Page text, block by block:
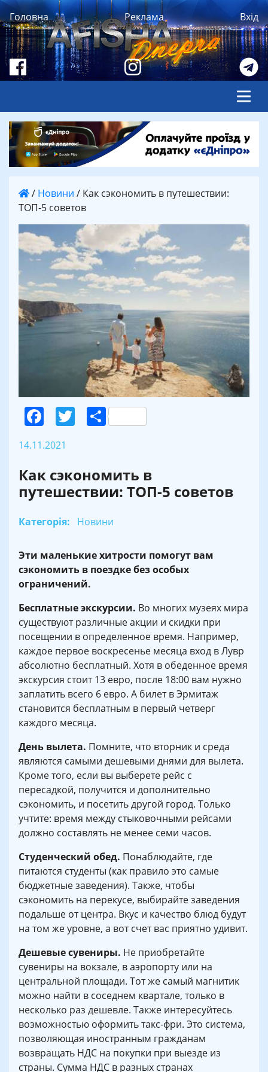
Головна Реклама Вхід
/ Новини / Как сэкономить в путешествии:
ТОП-5 советов
Facebook
Twitter
Поділитися
14.11.2021
Как сэкономить в
путешествии: ТОП-5 советов
Категорія: Новини
Эти маленькие хитрости помогут вам
сэкономить в поездке без особых
ограничений.
Бесплатные экскурсии. Во многих музеях мира
существуют различные акции и скидки при
посещении в определенное время. Например,
каждое первое воскресенье месяца вход в Лувр
абсолютно бесплатный. Хотя в обеденное время
экскурсия стоит 13 евро, после 18:00 вам нужно
заплатить всего 6 евро. А билет в Эрмитаж
становится бесплатным в первый четверг
каждого месяца.
День вылета. Помните, что вторник и среда
являются самыми дешевыми днями для вылета.
Кроме того, если вы выберете рейс с
пересадкой, получится и дополнительно
сэкономить, и посетить другой город. Только
учтите: время между стыковочными рейсами
должно составлять не менее семи часов.
Студенческий обед. Понаблюдайте, где
питаются студенты (как правило это самые
бюджетные заведения). Также, чтобы
сэкономить на перекусе, выбирайте заведения
подальше от центра. Вкус и качество блюд будут
на том же уровне, а вот счет вас приятно удивит.
Дешевые сувениры. Не приобретайте
сувениры на вокзале, в аэропорту или на
центральной площади. Тот же самый магнитик
можно найти в соседнем квартале, только в
несколько раз дешевле. Также интересуйтесь
возможностью оформить такс-фри. Это система,
позволяющая иностранным гражданам
возвращать НДС на покупки при выезде из
страны. Сумма НДС в разных странах